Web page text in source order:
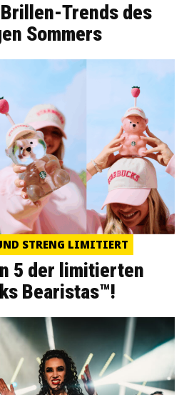
Trends des
Sommers
STRENG LIMITIERT
5 der limitierten
Bearistas™!